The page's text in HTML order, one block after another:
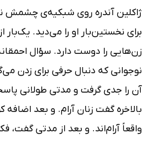
ژاکلین آندره روی شبکیه‌ی چشمش
برای نخستین‌بار او را می‌دید.
زن‌هایی را دوست دارد. سؤال
نوجوانی که دنبال حرفی برای زدن
آن را جدی گرفت و مدتی طولانی
بالاخره گفت زنان آرام. و بعد اضافه
واقعاً آرام‌اند. و بعد از مدتی